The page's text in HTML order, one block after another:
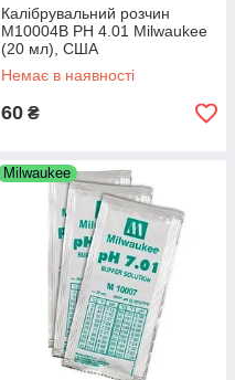
Калібрувальний розчин
M10004B РН 4.01 Milwaukee
(20 мл), США
Немає в наявності
60 ₴
Milwaukee